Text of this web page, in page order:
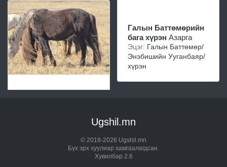
Галын Баттөмөрийн
бага хүрэн Азарга
Эцэг: Галын Баттөмөр/
Энэбишийн Ууганбаяр/
хүрэн
Ugshil.mn
© 2018-2026 Ugshil.mn
Бүх эрх хуулиар хамгаалагдсан.
Хувилбар 2.6